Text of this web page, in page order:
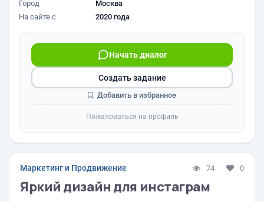
Город
Москва
На сайте с
2020 года
Начать диалог
Создать задание
Добавить в избранное
Пожаловаться на профиль
Маркетинг и Продвижение 74 0
Яркий дизайн для инстаграм